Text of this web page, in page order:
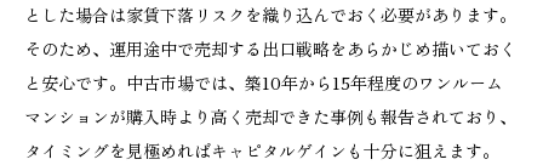
とした場合は家賃下落リスクを織り込んでおく必要があります。
そのため、運用途中で売却する出口戦略をあらかじめ描いておく
と安心です。中古市場では、築10年から15年程度のワンルーム
マンションが購入時より高く売却できた事例も報告されており、
タイミングを見極めればキャピタルゲインも十分に狙えます。